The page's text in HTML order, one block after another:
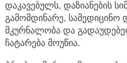
დაკავებულს, დაზიანების
გამომდინარე, სამედიცინო
მკურნალობა და
ჩატარება მოუწია.